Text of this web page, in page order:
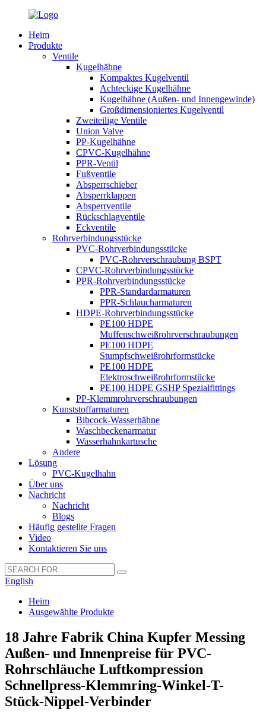
Heim
Produkte
Ventile
Kugelhähne
Kompaktes Kugelventil
Achteckige Kugelhähne
Kugelhähne (Außen- und Innengewinde)
Großdimensioniertes Kugelventil
Zweiteilige Ventile
Union Valve
PP-Kugelhähne
CPVC-Kugelhähne
PPR-Ventil
Fußventile
Absperrschieber
Absperrklappen
Absperrventile
Rückschlagventile
Eckventile
Rohrverbindungsstücke
PVC-Rohrverbindungsstücke
PVC-Rohrverschraubung BSPT
CPVC-Rohrverbindungsstücke
PPR-Rohrverbindungsstücke
PPR-Standardarmaturen
PPR-Schlaucharmaturen
HDPE-Rohrverbindungsstücke
PE100 HDPE
Muffenschweißrohrverschraubungen
PE100 HDPE
Stumpfschweißrohrformstücke
PE100 HDPE
Elektroschweißrohrformstücke
PE100 HDPE GSHP Spezialfittings
PP-Klemmrohrverschraubungen
Kunststoffarmaturen
Bibcock-Wasserhähne
Waschbeckenarmatur
Wasserhahnkartusche
Andere
Lösung
PVC-Kugelhahn
Über uns
Nachricht
Nachricht
Blogs
Häufig gestellte Fragen
Video
Kontaktieren Sie uns
English
Heim
Ausgewählte Produkte
18 Jahre Fabrik China Kupfer Messing
Außen- und Innenpreise für PVC-
Rohrschläuche Luftkompression
Schnellpress-Klemmring-Winkel-T-
Stück-Nippel-Verbinder